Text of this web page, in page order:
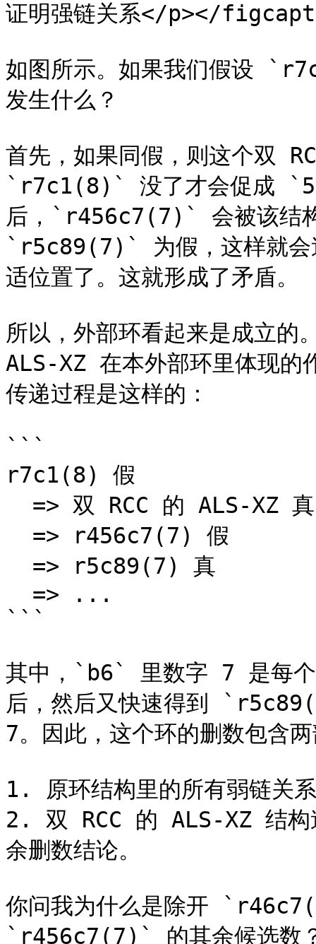
证明强链关系</p></
如图所示。如果我们假设
发生什么？
首先，如果同假，则这个双
`r7c1(8)` 没了才会促成
后，`r456c7(7)` 会被该结构
`r5c89(7)` 为假，这样就
适位置了。这就形成了矛盾。
所以，外部环看起来是成立的
ALS-XZ 在本外部环里体现的
传递过程是这样的：
```
r7c1(8) 假
```
其中，`b6` 里数字 7 是每个
后，然后又快速得到
7。因此，这个环的删数包含
1. 原环结构里的所有弱链关
2. 双 RCC 的 ALS-XZ 结
余删数结论。
你问我为什么是除开
`r456c7(7)` 的其余候选数